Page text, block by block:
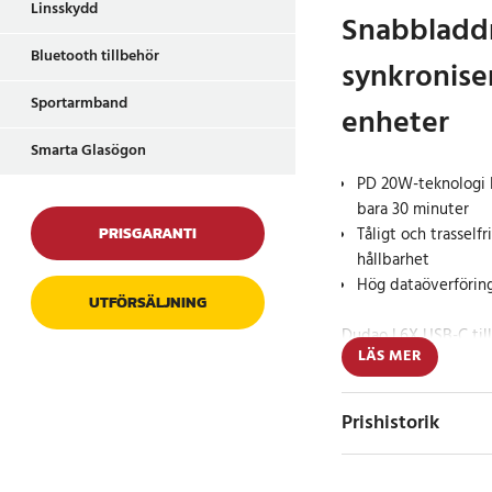
Linsskydd
Bluetooth tillbehör
Sportarmband
Smarta Glasögon
PRISGARANTI
UTFÖRSÄLJNING
enheter
PD 20W-
bara 30 minuter
Tåligt och
hållbarhet
Hög
Dudao L6X USB-C
lösningen för snabb
dataöverföring
Power Delivery
1% till 50% på
idealisk för dig som
LÄS MER
Prishistorik